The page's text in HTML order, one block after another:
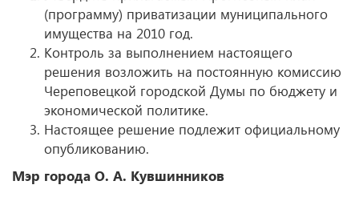
(программу) приватизации муниципального
имущества на 2010 год.
Контроль за выполнением настоящего
решения возложить на постоянную комиссию
Череповецкой городской Думы по бюджету и
экономической политике.
Настоящее решение подлежит официальному
опубликованию.
Мэр города О. А. Кувшинников